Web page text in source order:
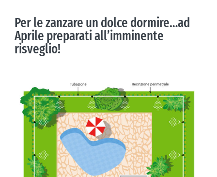
Per le zanzare un dolce dormire…ad
Aprile preparati all’imminente
risveglio!